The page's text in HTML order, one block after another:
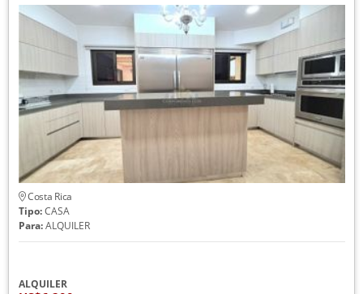
Costa Rica
Tipo:CASA
Para:ALQUILER
ALQUILER